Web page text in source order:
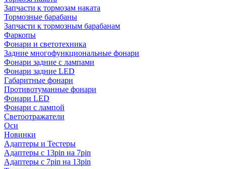
Запчасти к тормозам наката
Тормозные барабаны
Запчасти к тормозным барабанам
Фаркопы
Фонари и светотехника
Задние многофункциональные фонари
Фонари задние с лампами
Фонари задние LED
Габаритные фонари
Противотуманные фонари
Фонари LED
Фонари с лампой
Светоотражатели
Оси
Новинки
Адаптеры и Тестеры
Адаптеры с 13pin на 7pin
Адаптеры с 7pin на 13pin